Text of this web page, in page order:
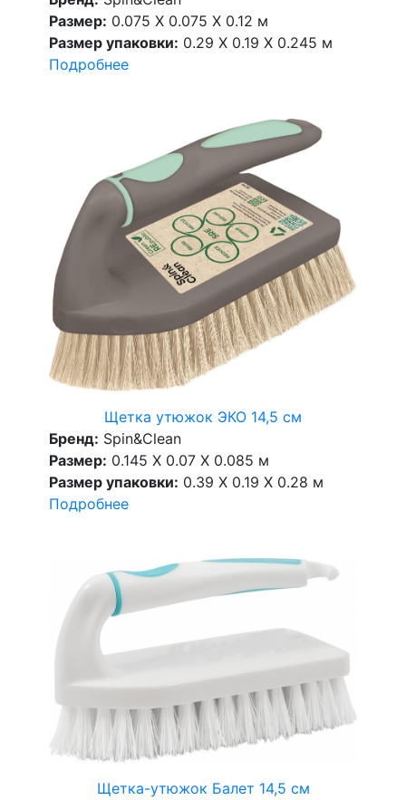
Размер: 0.075 X 0.075 X 0.12 м
Размер упаковки: 0.29 X 0.19 X 0.245 м
Подробнее
Щетка утюжок ЭКО 14,5 см
Бренд: Spin&Clean
Размер: 0.145 X 0.07 X 0.085 м
Размер упаковки: 0.39 X 0.19 X 0.28 м
Подробнее
Щетка-утюжок Балет 14,5 см